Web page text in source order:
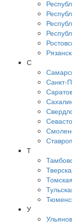
С
Санкт-
Т
У